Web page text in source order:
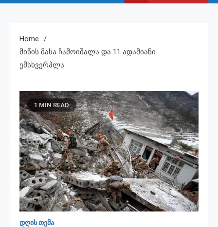
Home
Მიწის Მასა Ჩამოიშალა Და 11 Ადამიანი
Ემსხვერპლა
1 MIN READ
დღის თემა